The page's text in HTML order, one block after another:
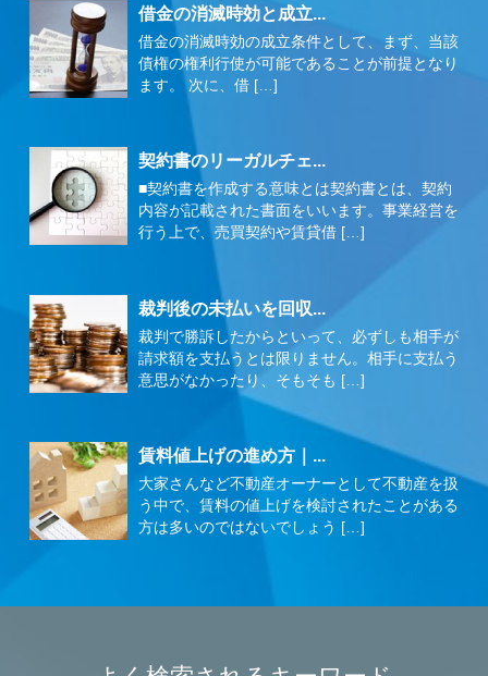
借金の消滅時効と成立...
借金の消滅時効の成立条件として、まず、当該
債権の権利行使が可能であることが前提となり
ます。 次に、借 […]
契約書のリーガルチェ...
■契約書を作成する意味とは契約書とは、契約
内容が記載された書面をいいます。事業経営を
行う上で、売買契約や賃貸借 […]
裁判後の未払いを回収...
裁判で勝訴したからといって、必ずしも相手が
請求額を支払うとは限りません。相手に支払う
意思がなかったり、そもそも […]
賃料値上げの進め方｜...
大家さんなど不動産オーナーとして不動産を扱
う中で、賃料の値上げを検討されたことがある
方は多いのではないでしょう […]